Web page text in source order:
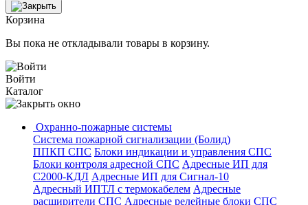
Корзина
Вы пока не откладывали товары в корзину.
Войти
Каталог
Охранно-пожарные системы
Система пожарной сигнализации (Болид)
ППКП СПС Блоки индикации и управления СПС
Блоки контроля адресной СПС Адресные ИП для
С2000-КДЛ Адресные ИП для Сигнал-10
Адресный ИПТЛ с термокабелем Адресные
расширители СПС Адресные релейные блоки СПС